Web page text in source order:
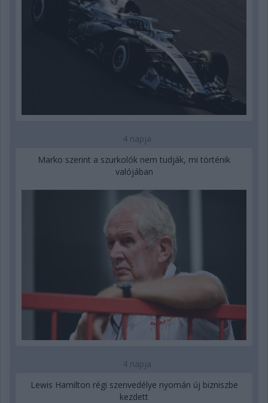
4 napja
Marko szerint a szurkolók nem tudják, mi történik
valójában
4 napja
Lewis Hamilton régi szenvedélye nyomán új bizniszbe
kezdett